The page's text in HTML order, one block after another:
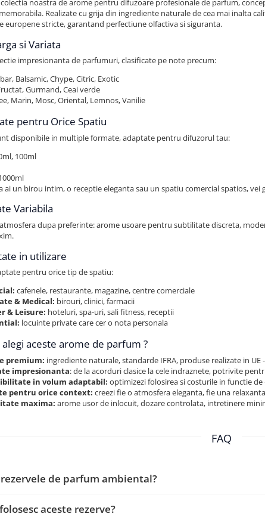
colectia noastra de arome pentru difuzoare profesionale de parfum,
Realizate cu grija din ingrediente naturale de cea mai inalta
europene stricte, garantand perfectiune olfactiva si siguranta.
si Variata
impresionanta de parfumuri, clasificate pe note precum:
Balsamic, Chype, Citric, Exotic
Gurmand, Ceai verde
Marin, Mosc, Oriental, Lemnos, Vanilie
pentru Orice Spatiu
disponibile in multiple formate, adaptate pentru difuzorul tau:
100ml
ai un birou intim, o receptie eleganta sau un spatiu comercial spatios,
Variabila
dupa preferinte: arome usoare pentru subtilitate discreta,
in utilizare
pentru orice tip de spatiu:
cafenele, restaurante, magazine, centre comerciale
& Medical: birouri, clinici, farmacii
& Leisure: hoteluri, spa-uri, sali fitness, receptii
locuinte private care cer o nota personala
alegi aceste arome de parfum ?
premium: ingrediente naturale, standarde IFRA, produse realizate in
impresionanta: de la acorduri clasice la cele indraznete, potrivite
in volum adaptabil: optimizezi folosirea si costurile in functie
pentru orice context: creezi fie o atmosfera eleganta, fie una
maxima: arome usor de inlocuit, dozare controlata, intretinere
FAQ
de parfum ambiental?
aceste rezerve?